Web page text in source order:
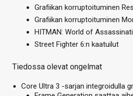
Grafiikan korruptoituminen
Grafiikan korruptoituminen
HITMAN: World of
Street Fighter 6:n kaatuilut
Tiedossa olevat ongelmat
Core Ultra 3 -sarjan integroidulla